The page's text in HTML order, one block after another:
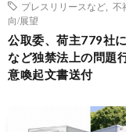
プレスリリースなど
不
向/展望
公取委、荷主779社
など独禁法上の問題
意喚起文書送付